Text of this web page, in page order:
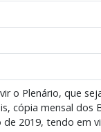
o Plenário, que
cópia mensal dos
2019, tendo em